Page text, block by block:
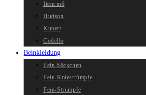
Item m6
Hudson
Kunert
Codello
Beinkleidung
Fein Söckchen
Fein-Kniestrümpfe
Fein-Strümpfe